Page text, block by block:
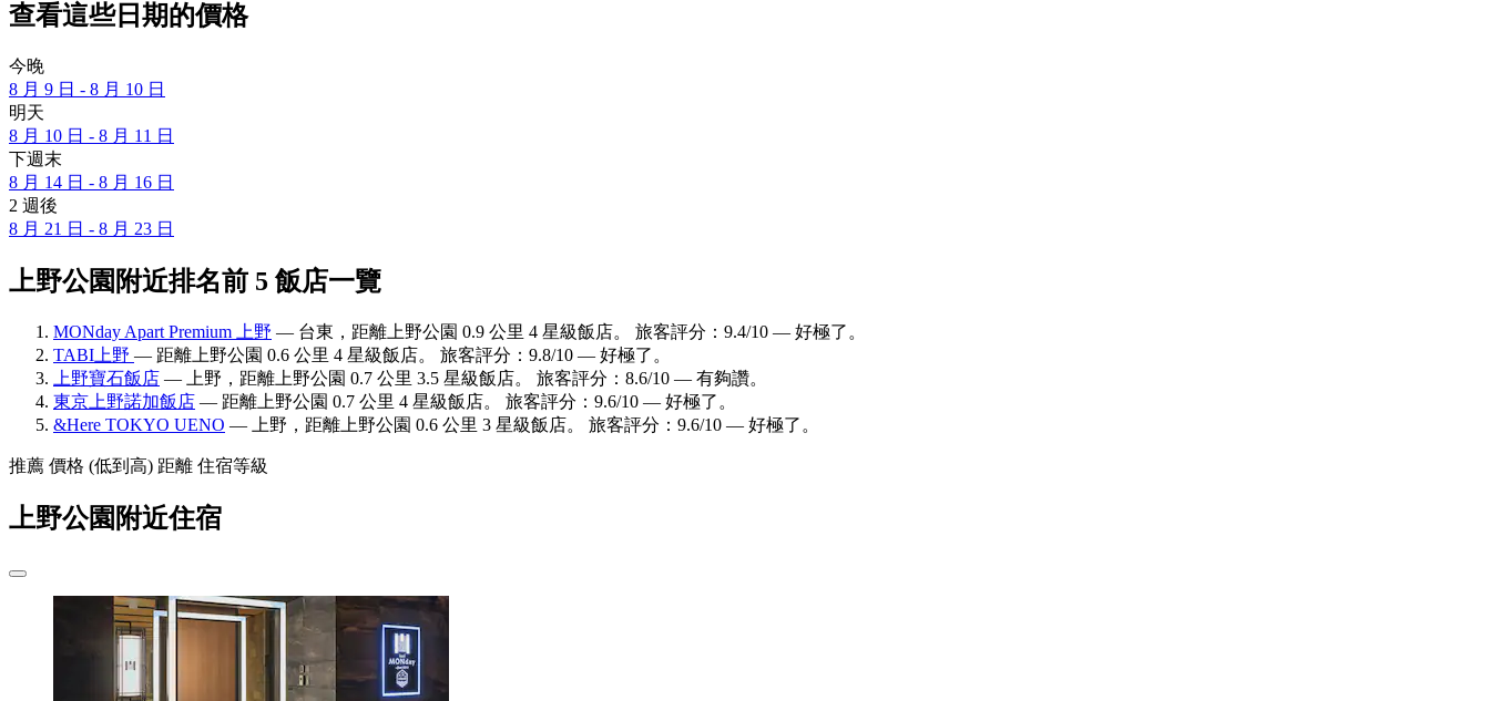
查看這些日期的價格
今晚
8 月 9 日 - 8 月 10 日
明天
8 月 10 日 - 8 月 11 日
下週末
8 月 14 日 - 8 月 16 日
2 週後
8 月 21 日 - 8 月 23 日
上野公園附近排名前 5 飯店一覽
MONday Apart Premium 上野 — 台東，距離上野公園 0.9 公里 4 星級飯店。 旅客評分：9.4/10 — 好極了。
TABI上野 — 距離上野公園 0.6 公里 4 星級飯店。 旅客評分：9.8/10 — 好極了。
上野寶石飯店 — 上野，距離上野公園 0.7 公里 3.5 星級飯店。 旅客評分：8.6/10 — 有夠讚。
東京上野諾加飯店 — 距離上野公園 0.7 公里 4 星級飯店。 旅客評分：9.6/10 — 好極了。
&Here TOKYO UENO — 上野，距離上野公園 0.6 公里 3 星級飯店。 旅客評分：9.6/10 — 好極了。
推薦 價格 (低到高) 距離 住宿等級
上野公園附近住宿